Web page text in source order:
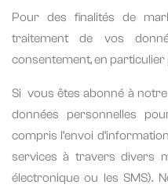
Pour des finalités de
traitement de vos
consentement, en particulier
Si vous êtes abonné à
données personnelles
compris l’envoi
services à travers divers
électronique ou les SMS).